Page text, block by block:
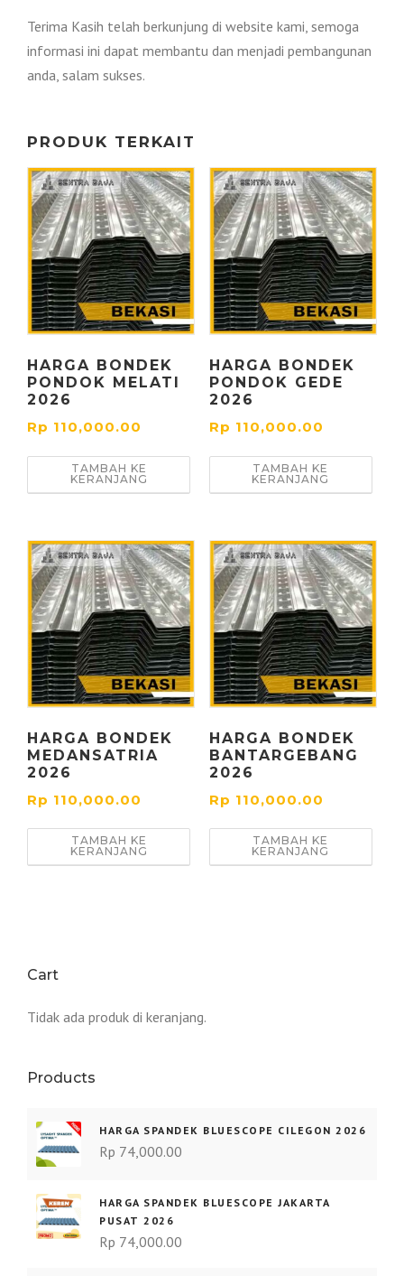
Terima Kasih telah berkunjung di website kami, semoga
informasi ini dapat membantu dan menjadi pembangunan
anda, salam sukses.
PRODUK TERKAIT
HARGA BONDEK
PONDOK MELATI
2026
Rp 110,000.00
TAMBAH KE
KERANJANG
HARGA BONDEK
PONDOK GEDE
2026
Rp 110,000.00
TAMBAH KE
KERANJANG
HARGA BONDEK
MEDANSATRIA
2026
Rp 110,000.00
TAMBAH KE
KERANJANG
HARGA BONDEK
BANTARGEBANG
2026
Rp 110,000.00
TAMBAH KE
KERANJANG
Cart
Tidak ada produk di keranjang.
Products
HARGA SPANDEK BLUESCOPE CILEGON 2026
Rp 74,000.00
HARGA SPANDEK BLUESCOPE JAKARTA
PUSAT 2026
Rp 74,000.00